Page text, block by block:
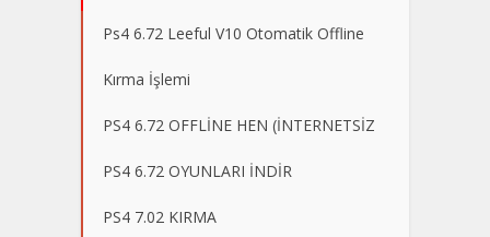
Ps4 6.72 Leeful V10 Otomatik Offline
Kırma İşlemi
PS4 6.72 OFFLİNE HEN (İNTERNETSİZ
PS4 6.72 OYUNLARI İNDİR
PS4 7.02 KIRMA